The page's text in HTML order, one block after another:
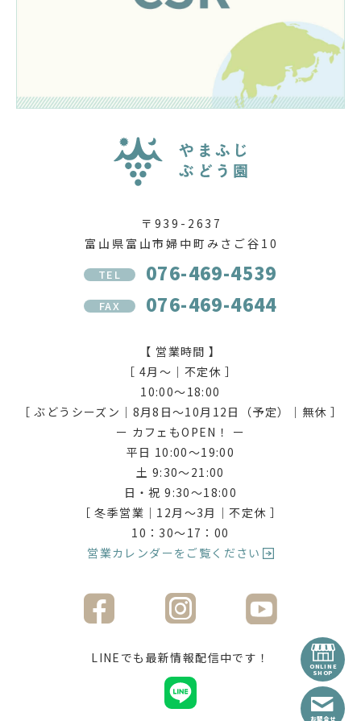
ONLINE
SHOP
お問合せ
〒939-2637
富山県富山市婦中町みさご谷10
TEL 076-469-4539
FAX 076-469-4644
【 営業時間 】
［ 4月〜｜不定休 ］
10:00〜18:00
［ ぶどうシーズン｜8月8日〜10月12日（予定）｜無休 ］
ー カフェもOPEN！ ー
平日 10:00〜19:00
土 9:30〜21:00
日・祝 9:30〜18:00
［ 冬季営業｜12月〜3月｜不定休 ］
10：30〜17：00
営業カレンダーをご覧ください
LINEでも最新情報配信中です！